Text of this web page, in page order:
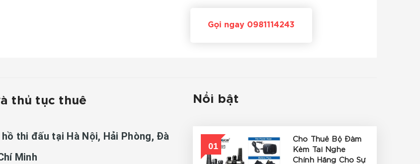
Gọi ngay 0981114243
thủ tục thuê
thi đấu tại Hà Nội, Hải Phòng, Đà
Minh
Nổi bật
01
Cho Thuê Bộ Đàm
Kèm Tai Nghe
Chính Hãng Cho Sự